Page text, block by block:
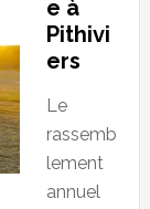
e à
Pithivi
ers
Le
rassemb
lement
annuel